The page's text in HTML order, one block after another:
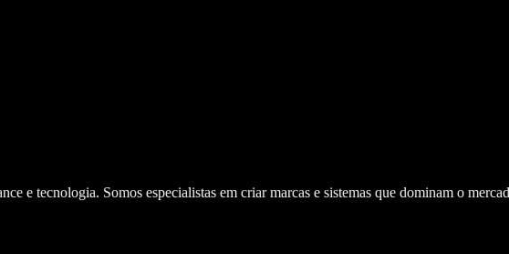
e tecnologia. Somos especialistas em criar marcas e sistemas que dominam o